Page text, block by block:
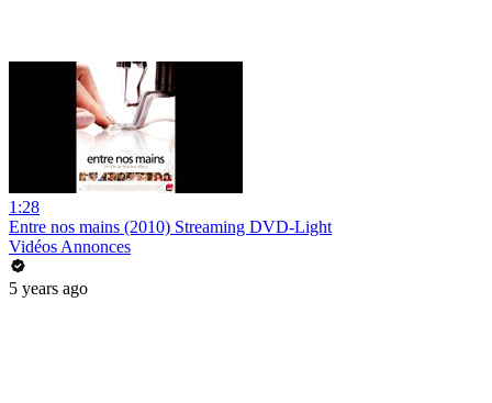
1:28
Entre nos mains (2010) Streaming DVD-Light
Vidéos Annonces
5 years ago